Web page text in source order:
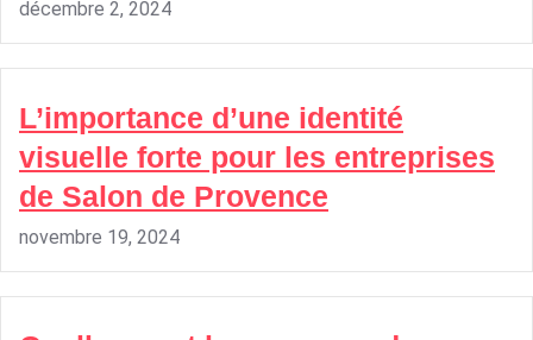
décembre 2, 2024
L’importance d’une identité
visuelle forte pour les entreprises
de Salon de Provence
novembre 19, 2024